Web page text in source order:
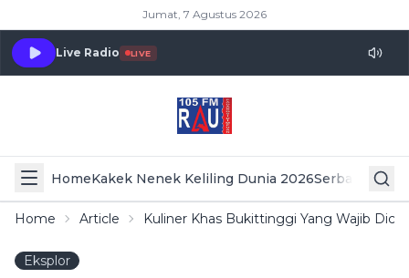
Jumat, 7 Agustus 2026
Live Radio LIVE
HomeKakek Nenek Keliling Dunia 2026Serba Serbi
Home Article Kuliner Khas Bukittinggi Yang Wajib
Eksplor